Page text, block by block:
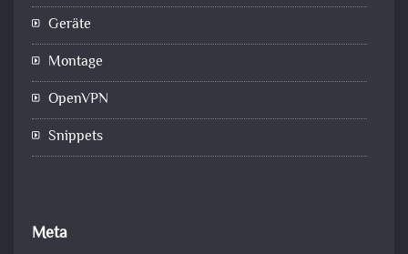
Geräte
Montage
OpenVPN
Snippets
Meta